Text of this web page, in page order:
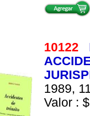
10122
1989,
Valor :